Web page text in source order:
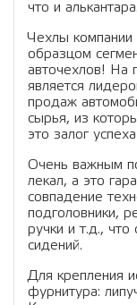
что и алькантара.
Чехлы компании
образцом
авточехлов! На
является
продаж
сырья, из
это залог
Очень важным
лекал, а это
совпадение
подголовники,
ручки и т.д.,
сидений.
Для крепления
фурнитура: